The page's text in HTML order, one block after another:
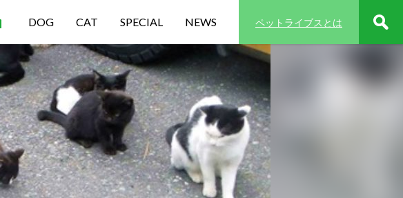
DOG CAT SPECIAL NEWS ペットライブスとは